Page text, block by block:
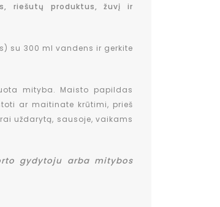
riešutų produktus, žuvį ir
su 300 ml vandens ir gerkite
mityba. Maisto papildas
ar maitinate krūtimi, prieš
uždarytą, sausoje, vaikams
gydytoju arba mitybos